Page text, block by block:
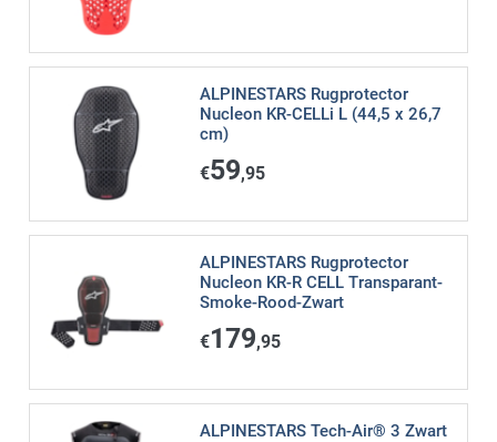
ALPINESTARS Rugprotector
Nucleon KR-CELLi L (44,5 x 26,7
cm)
€59,95
ALPINESTARS Rugprotector
Nucleon KR-R CELL Transparant-
Smoke-Rood-Zwart
€179,95
ALPINESTARS Tech-Air® 3 Zwart